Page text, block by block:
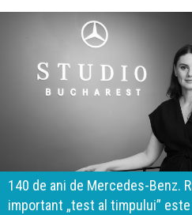
140 de ani de Mercedes-Benz.
important „test al timpului”